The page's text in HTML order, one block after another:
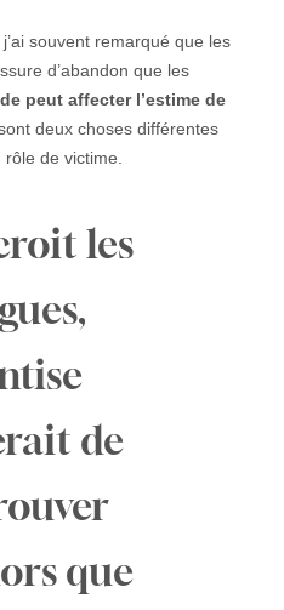
souvent remarqué que les
d’abandon que les
peut affecter l’estime de
deux choses différentes
de victime.
les
de
que